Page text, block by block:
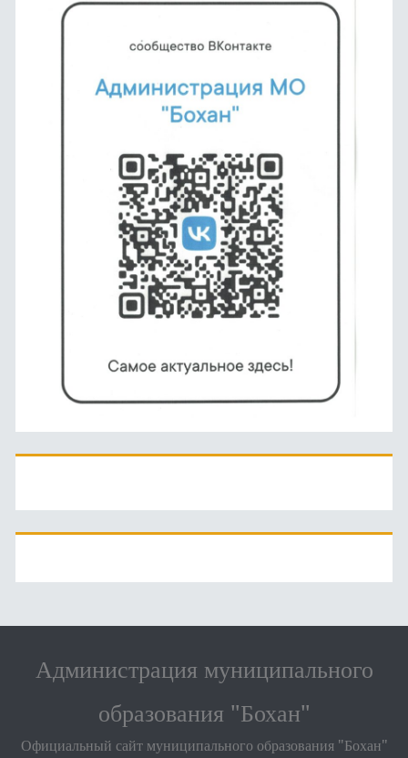
Администрация муниципального
образования "Бохан"
Официальный сайт муниципального образования "Бохан"